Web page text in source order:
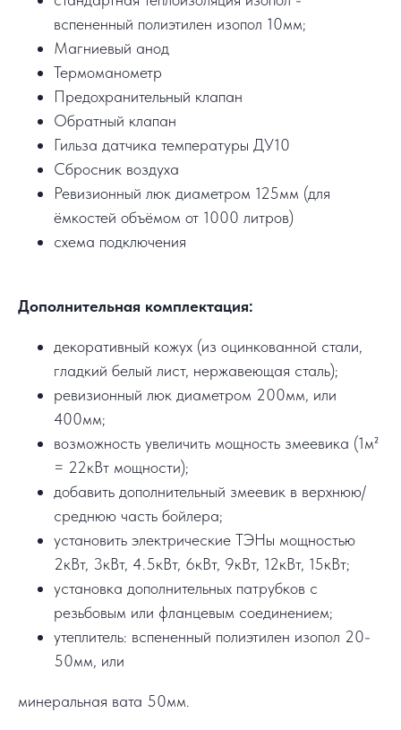
вспененный полиэтилен изопол 10мм;
Магниевый анод
Термоманометр
Предохранительный клапан
Обратный клапан
Гильза датчика температуры ДУ10
Сбросник воздуха
Ревизионный люк диаметром 125мм (для
ёмкостей объёмом от 1000 литров)
схема подключения
Дополнительная комплектация:
декоративный кожух (из оцинкованной стали,
гладкий белый лист, нержавеющая сталь);
ревизионный люк диаметром 200мм, или
400мм;
возможность увеличить мощность змеевика (1м²
= 22кВт мощности);
добавить дополнительный змеевик в верхнюю/
среднюю часть бойлера;
установить электрические ТЭНы мощностью
2кВт, 3кВт, 4.5кВт, 6кВт, 9кВт, 12кВт, 15кВт;
установка дополнительных патрубков с
резьбовым или фланцевым соединением;
утеплитель: вспененный полиэтилен изопол 20-
50мм, или
минеральная вата 50мм.